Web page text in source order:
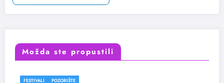
Možda ste propustili